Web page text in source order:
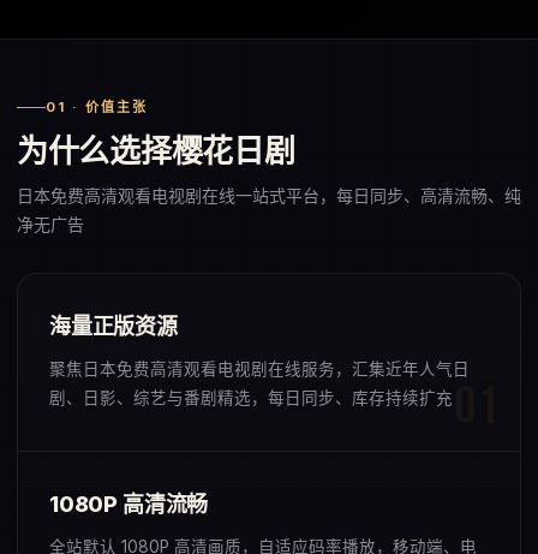
01 · 价值主张
为什么选择樱花日剧
日本免费高清观看电视剧在线一站式平台，每日同步、高清流畅、纯
净无广告
海量正版资源
聚焦日本免费高清观看电视剧在线服务，汇集近年人气日
剧、日影、综艺与番剧精选，每日同步、库存持续扩充
1080P 高清流畅
全站默认 1080P 高清画质，自适应码率播放，移动端、电